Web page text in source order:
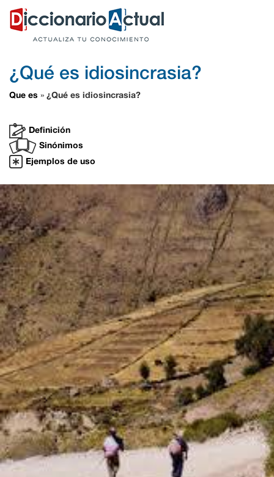
¿Qué es idiosincrasia?
Que es » ¿Qué es idiosincrasia?
Definición
Sinónimos
Ejemplos de uso